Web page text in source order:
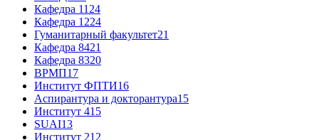
Кафедра 11 24
Кафедра 1224
Гуманитарный факультет21
Кафедра 8421
Кафедра 8320
ВРМП17
Институт ФПТИ16
Аспирантура и докторантура15
Институт 415
SUAI13
Институт 212